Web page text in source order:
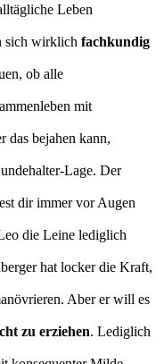
Leben
sich wirklich fachkundig
ob alle
mit
das bejahen kann,
Lage. Der
dir immer vor Augen
die Leine lediglich
hat locker die Kraft,
Aber er will es
zu erziehen. Lediglich